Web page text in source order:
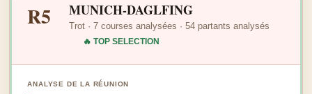
R5 MUNICH-DAGLFING
Trot · 7 courses analysées · 54 partants analysés
🔥 TOP SELECTION
ANALYSE DE LA RÉUNION